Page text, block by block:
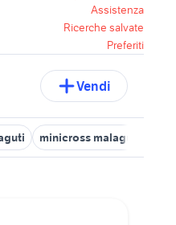
Assistenza
Ricerche salvate
Preferiti
Vendi
minicross malaguti